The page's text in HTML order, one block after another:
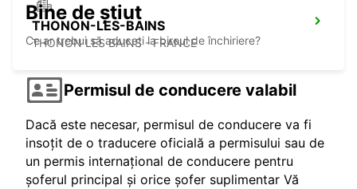
THONON-LES-BAINS
THONON LES BAINS - FRANCE
Bine de știut
Ce ar trebui să aduceți la biroul de închiriere?
Permisul de conducere valabil
Dacă este necesar, permisul de conducere va fi
insoțit de o traducere oficială a permisului sau de
un permis internațional de conducere pentru
șoferul principal și orice șofer suplimentar Vă